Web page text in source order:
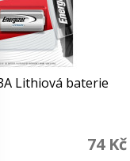
Lithiová baterie
74 Kč